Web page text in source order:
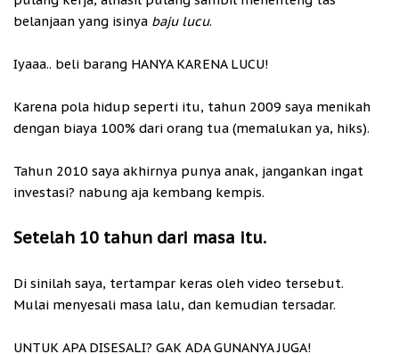
belanjaan yang isinya baju lucu.
Iyaaa.. beli barang HANYA KARENA LUCU!
Karena pola hidup seperti itu, tahun 2009 saya menikah
dengan biaya 100% dari orang tua (memalukan ya, hiks).
Tahun 2010 saya akhirnya punya anak, jangankan ingat
investasi? nabung aja kembang kempis.
Setelah 10 tahun dari masa itu.
Di sinilah saya, tertampar keras oleh video tersebut.
Mulai menyesali masa lalu, dan kemudian tersadar.
UNTUK APA DISESALI? GAK ADA GUNANYA JUGA!